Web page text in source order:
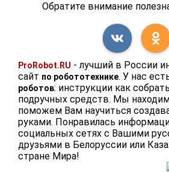
Обратите внимание
ProRobot.RU - лучший в России
сайт по робототехнике. У нас
роботов: инструкции как
подручных средств. Мы
поможем Вам научиться
руками. Понравилась
социальных сетях с Вашими
друзьями в Белоруссии или
стране Мира!